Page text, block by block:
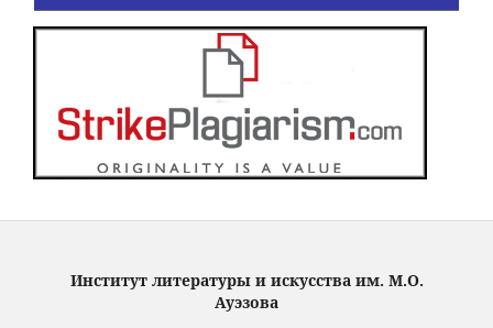
Институт литературы и искусства им. М.О.
Ауэзова